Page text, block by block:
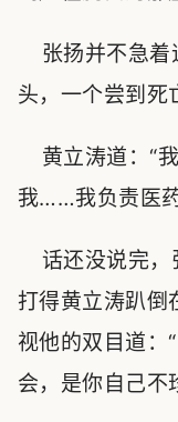
张扬并不急着
头，一个尝到死
黄立涛道：“
我……我负责医
话还没说完，
打得黄立涛趴倒
视他的双目道：
会，是你自己不